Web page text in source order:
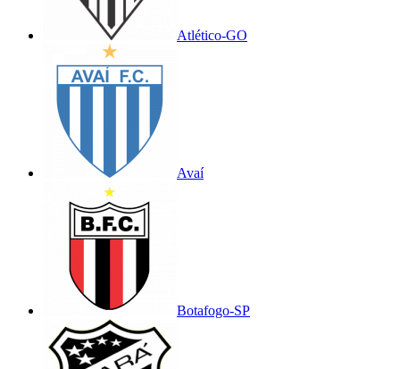
Atlético-GO
Avaí
Botafogo-SP